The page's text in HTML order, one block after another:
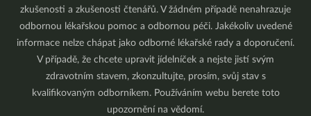
zkušenosti a zkušenosti čtenářů. V žádném případě nenahrazuje
odbornou lékařskou pomoc a odbornou péči. Jakékoliv uvedené
informace nelze chápat jako odborné lékařské rady a doporučení.
V případě, že chcete upravit jídelníček a nejste jistí svým
zdravotním stavem, zkonzultujte, prosím, svůj stav s
kvalifikovaným odborníkem. Používáním webu berete toto
upozornění na vědomí.